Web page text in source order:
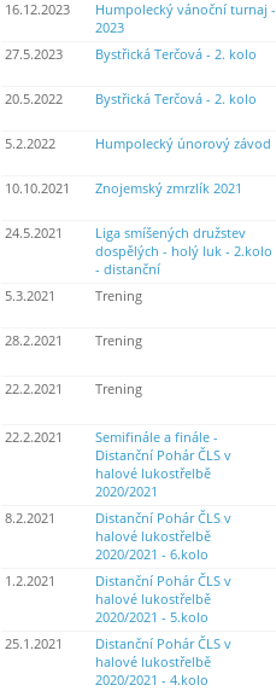
16.12.2023
Humpolecký vánoční turnaj -
2023
27.5.2023 Bystřická Terčová - 2. kolo
20.5.2022 Bystřická Terčová - 2. kolo
5.2.2022 Humpolecký únorový závod
10.10.2021 Znojemský zmrzlík 2021
24.5.2021
Liga smíšených družstev
dospělých - holý luk - 2.kolo
- distanční
5.3.2021 Trening
28.2.2021 Trening
22.2.2021 Trening
22.2.2021
Semifinále a finále -
Distanční Pohár ČLS v
halové lukostřelbě
2020/2021
8.2.2021
Distanční Pohár ČLS v
halové lukostřelbě
2020/2021 - 6.kolo
1.2.2021
Distanční Pohár ČLS v
halové lukostřelbě
2020/2021 - 5.kolo
25.1.2021
Distanční Pohár ČLS v
halové lukostřelbě
2020/2021 - 4.kolo